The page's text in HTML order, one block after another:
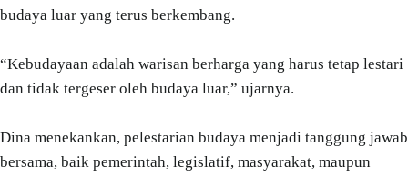
budaya luar yang terus berkembang.
“Kebudayaan adalah warisan berharga yang harus tetap lestari
dan tidak tergeser oleh budaya luar,” ujarnya.
Dina menekankan, pelestarian budaya menjadi tanggung jawab
bersama, baik pemerintah, legislatif, masyarakat, maupun